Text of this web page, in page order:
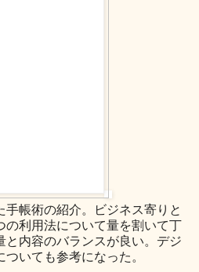
帳術の紹介。ビジネス寄りと
の利用法について量を割いて丁
内容のバランスが良い。デジ
いても参考になった。